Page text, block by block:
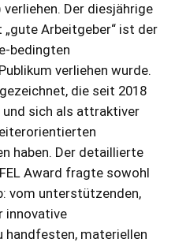
Der diesjährige
Arbeitgeber“ ist der
bedingten
verliehen wurde.
die seit 2018
sich als attraktiver
haben. Der detaillierte
Award fragte sowohl
vom unterstützenden,
innovative
handfesten, materiellen